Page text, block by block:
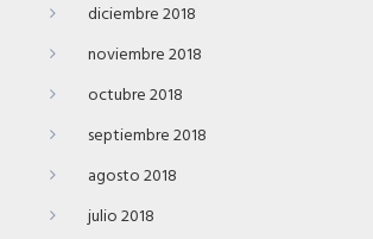
diciembre 2018
noviembre 2018
octubre 2018
septiembre 2018
agosto 2018
julio 2018